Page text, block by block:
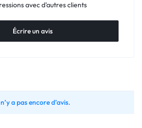
avec d'autres clients
Écrire un avis
a pas encore d’avis.